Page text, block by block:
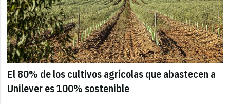
El 80% de los cultivos agrícolas que abastecen a
Unilever es 100% sostenible